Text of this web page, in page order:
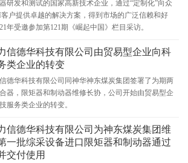
研发和测试的国家高新技术企业，通过“定制化”向众
客户提供卓越的解决方案，得到市场的广泛信赖和好
年受邀参加第121期《崛起中国》栏目采访。
信德华科技有限公司由贸易型企业向科
类企业的转变
德华科技有限公司同神华神东煤炭集团签署了为期两
器，限矩器和制动器维修长协，公司开始由贸易型企
服务类企业的转变。
信德华科技有限公司为神东煤炭集团维
一批综采设备进口限矩器和制动器通过
交付使用